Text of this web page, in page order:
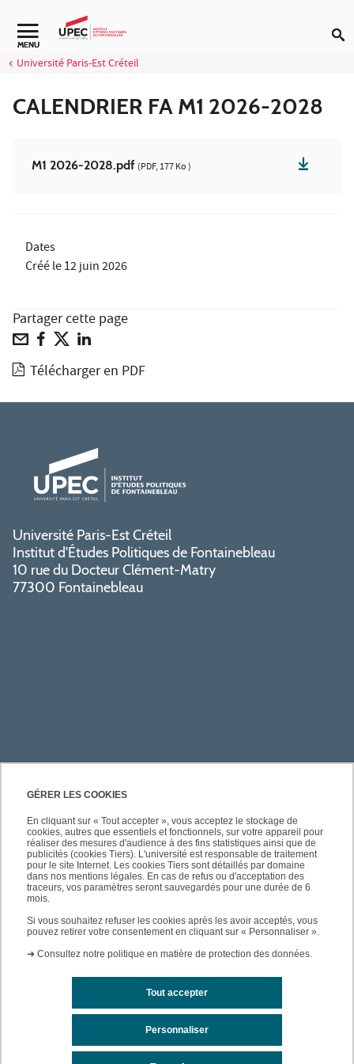
GÉRER LES COOKIES
En cliquant sur « Tout accepter », vous acceptez le stockage de
cookies, autres que essentiels et fonctionnels, sur votre appareil pour
réaliser des mesures d'audience à des fins statistiques ainsi que de
publicités (cookies Tiers). L'université est responsable de traitement
pour le site Internet. Les cookies Tiers sont détaillés par domaine
dans nos mentions légales. En cas de refus ou d'acceptation des
traceurs, vos paramètres seront sauvegardés pour une durée de 6
mois.
Si vous souhaitez refuser les cookies après les avoir acceptés, vous
pouvez retirer votre consentement en cliquant sur « Personnaliser ».
➜ Consultez notre politique en matière de protection des données.
Tout accepter
Personnaliser
Aller au contenu
MENU
Université Paris-Est Créteil
CALENDRIER FA M1 2026-2028
M1 2026-2028.pdf (PDF, 177 Ko )
Dates
Créé le12 juin 2026
Partager cette page
Télécharger en PDF
Université Paris-Est Créteil
Institut d'Études Politiques de Fontainebleau
10 rue du Docteur Clément-Matry
77300 Fontainebleau
PRATIQUE
ACCÈS RAPIDES
SUIVEZ-NOUS
Mentions légales Contacts Plan du site